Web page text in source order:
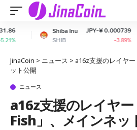
Inu
JPY-¥ 0.000739
-3.89%
Bitcoin
BTC
JinaCoin > ニュース > a16z支援のレイヤ
ット公開
ニュース
a16z支援のレイヤ
Fish」、メインネッ